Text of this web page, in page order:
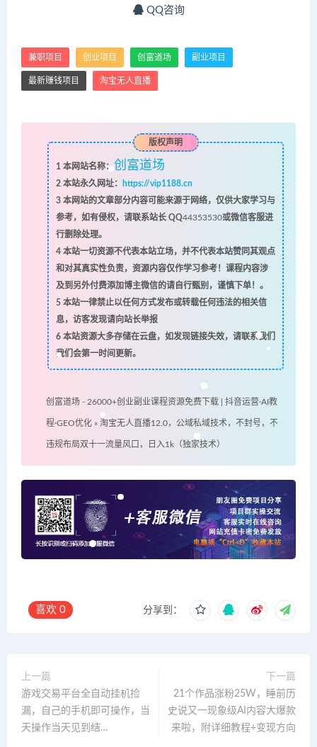
QQ咨询
兼职项目 创业项目 创富道场 副业项目
最新赚钱项目 淘宝无人直播
版权声明
1 本网站名称：创富道场
2本站永久网址：
https://vip1188.cn
3本网站的文章部分内容可能来源于网络，仅供大家学习与
参考，如有侵权，请联系站长 QQ44353530或微信客服进
行删除处理。
4本站一切资源不代表本站立场，并不代表本站赞同其观点
和对其真实性负责，资源内容仅作学习参考！课程内容涉
及到另外付费添加博主微信的请自行甄别，谨慎下单！。
5本站一律禁止以任何方式发布或转载任何违法的相关信
息，访客发现请向站长举报
6本站资源大多存储在云盘，如发现链接失效，请联系我们
我们会第一时间更新。
创富道场 - 26000+创业副业课程资源免费下载 | 抖音运营·AI教
程·GEO优化 » 淘宝无人直播12.0，公域私域技术，不封号，不
违规布局双十一流量风口，日入1k（独家技术）
喜欢 0 分享到：
上一篇
游戏交易平台全自动挂机捡
漏，自己的手机即可操作，当
天操作当天见到结…
下一篇
21个作品涨粉25W，睡前历
史说又一现象级AI内容大爆款
来啦，附详细教程+变现方向